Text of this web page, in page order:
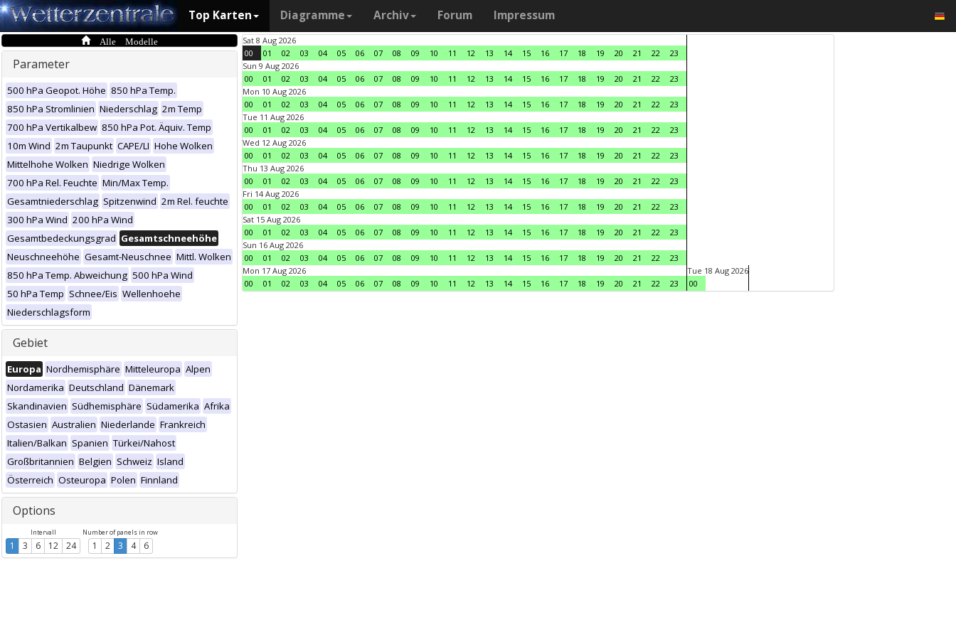
Top Karten Diagramme Archiv Forum Impressum
Alle Modelle
Parameter
500 hPa Geopot. Höhe 850 hPa Temp.
850 hPa Stromlinien Niederschlag 2m Temp
700 hPa Vertikalbew 850 hPa Pot. Äquiv. Temp
10m Wind 2m Taupunkt CAPE/LI Hohe Wolken
Mittelhohe Wolken Niedrige Wolken
700 hPa Rel. Feuchte Min/Max Temp.
Gesamtniederschlag Spitzenwind 2m Rel. feuchte
300 hPa Wind 200 hPa Wind
Gesamtbedeckungsgrad Gesamtschneehöhe
Neuschneehöhe Gesamt-Neuschnee Mittl. Wolken
850 hPa Temp. Abweichung 500 hPa Wind
50 hPa Temp Schnee/Eis Wellenhoehe
Niederschlagsform
Gebiet
Europa Nordhemisphäre Mitteleuropa Alpen
Nordamerika Deutschland Dänemark
Skandinavien Südhemisphäre Südamerika Afrika
Ostasien Australien Niederlande Frankreich
Italien/Balkan Spanien Türkei/Nahost
Großbritannien Belgien Schweiz Island
Österreich Osteuropa Polen Finnland
Options
Intervall
1 3 6 12 24
Number of panels in row
1 2 3 4 6
Sat 8 Aug 2026
00
01 02 03 04 05 06 07 08 09 10 11 12 13 14 15 16 17 18 19 20 21 22
23
Sun 9 Aug 2026
00
01 02 03 04 05 06 07 08 09 10 11 12 13 14 15 16 17 18 19 20 21 22
23
Mon 10 Aug 2026
00
01 02 03 04 05 06 07 08 09 10 11 12 13 14 15 16 17 18 19 20 21 22
23
Tue 11 Aug 2026
00
01 02 03 04 05 06 07 08 09 10 11 12 13 14 15 16 17 18 19 20 21 22
23
Wed 12 Aug 2026
00
01 02 03 04 05 06 07 08 09 10 11 12 13 14 15 16 17 18 19 20 21 22
23
Thu 13 Aug 2026
00
01 02 03 04 05 06 07 08 09 10 11 12 13 14 15 16 17 18 19 20 21 22
23
Fri 14 Aug 2026
00
01 02 03 04 05 06 07 08 09 10 11 12 13 14 15 16 17 18 19 20 21 22
23
Sat 15 Aug 2026
00
01 02 03 04 05 06 07 08 09 10 11 12 13 14 15 16 17 18 19 20 21 22
23
Sun 16 Aug 2026
00
01 02 03 04 05 06 07 08 09 10 11 12 13 14 15 16 17 18 19 20 21 22
23
Mon 17 Aug 2026
00
01 02 03 04 05 06 07 08 09 10 11 12 13 14 15 16 17 18 19 20 21 22 23
Tue 18 Aug 2026
00